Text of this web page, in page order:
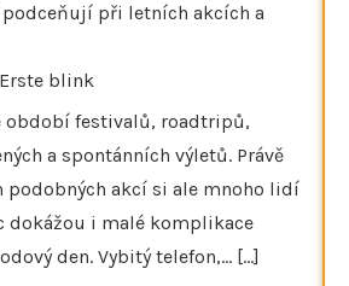
při letních akcích a
Erste blink
období festivalů, roadtripů,
a spontánních výletů. Právě
podobných akcí si ale mnoho lidí
dokážou i malé komplikace
den. Vybitý telefon,… [...]